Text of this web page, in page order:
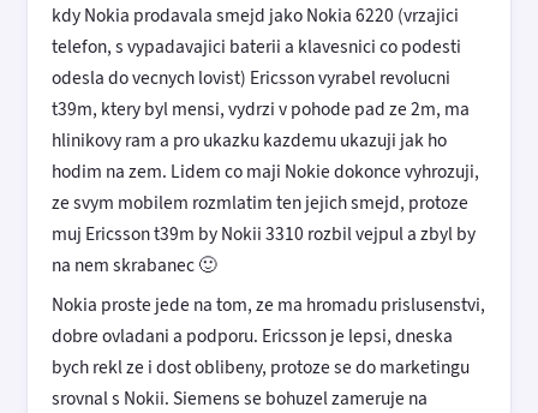
kdy Nokia prodavala smejd jako Nokia 6220 (vrzajici
telefon, s vypadavajici baterii a klavesnici co podesti
odesla do vecnych lovist) Ericsson vyrabel revolucni
t39m, ktery byl mensi, vydrzi v pohode pad ze 2m, ma
hlinikovy ram a pro ukazku kazdemu ukazuji jak ho
hodim na zem. Lidem co maji Nokie dokonce vyhrozuji,
ze svym mobilem rozmlatim ten jejich smejd, protoze
muj Ericsson t39m by Nokii 3310 rozbil vejpul a zbyl by
na nem skrabanec 🙂
Nokia proste jede na tom, ze ma hromadu prislusenstvi,
dobre ovladani a podporu. Ericsson je lepsi, dneska
bych rekl ze i dost oblibeny, protoze se do marketingu
srovnal s Nokii. Siemens se bohuzel zameruje na